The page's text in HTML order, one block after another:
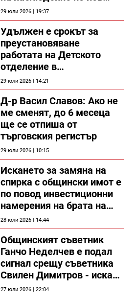
проект
29 юли 2026 | 19:37
Удължен е срокът за
преустановяване
работата на Детското
отделение в
силистренската болница
29 юли 2026 | 14:21
Д-р Васил Славов: Ако не
ме сменят, до 6 месеца
ще се отпиша от
търговския регистър
29 юли 2026 | 10:15
Искането за замяна на
спирка с общински имот е
по повод инвестиционни
намерения на брата на
председателя на
Общински съвет Силистра
28 юли 2026 | 14:44
Общинският съветник
Ганчо Неделчев е подал
сигнал срещу съветника
Свилен Димитров - иска
етичната комисия на
27 юли 2026 | 22:04